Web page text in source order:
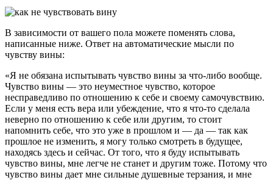
В зависимости от вашего пола можете поменять слова,
написанные ниже. Ответ на автоматические мысли по
чувству вины:
«Я не обязана испытывать чувство вины за что-либо вообще.
Чувство вины — это неуместное чувство, которое
несправедливо по отношению к себе и своему самочувствию.
Если у меня есть вера или убеждение, что я что-то сделала
неверно по отношению к себе или другим, то стоит
напомнить себе, что это уже в прошлом и — да — так как
прошлое не изменить, я могу только смотреть в будущее,
находясь здесь и сейчас. От того, что я буду испытывать
чувство вины, мне легче не станет и другим тоже. Потому что
чувство вины дает мне сильные душевные терзания, и мне